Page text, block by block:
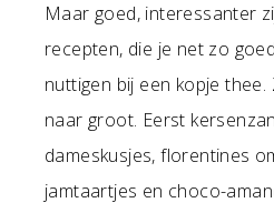
Maar goed, interessanter
recepten, die je net zo
nuttigen bij een kopje thee.
naar groot. Eerst
dameskusjes, florentines
jamtaartjes en choco-